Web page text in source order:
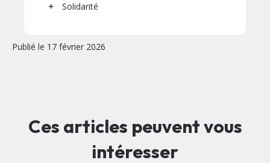
Solidarité
Publié le 17 février 2026
Ces articles peuvent vous
intéresser